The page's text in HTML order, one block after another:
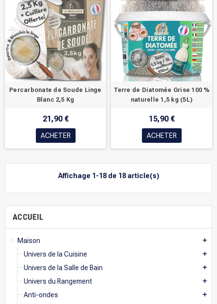
ACCUEIL
Maison add
Univers de la Cuisine add
Univers de la Salle de Bain add
Univers du Rangement add
Anti-ondes add
Percarbonate de Soude Linge
Blanc 2,5 Kg
21,90 €
ACHETER
Terre de Diatomée Grise 100 %
naturelle 1,5 kg (5L)
15,90 €
ACHETER
Affichage 1-18 de 18 article(s)